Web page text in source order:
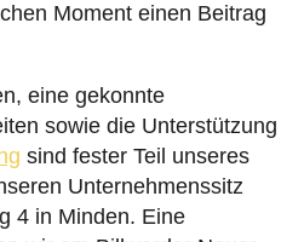
Moment einen Beitrag
eine gekonnte
sowie die Unterstützung
sind fester Teil unseres
Unternehmenssitz
4 in Minden. Eine